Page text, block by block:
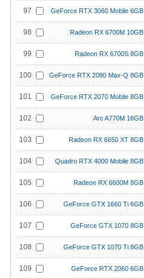
97 GeForce RTX 3060 Mobile 6GB
98 Radeon RX 6700M 10GB
99 Radeon RX 6700S 8GB
100 GeForce RTX 2080 Max-Q 8GB
101 GeForce RTX 2070 Mobile 8GB
102 Arc A770M 16GB
103 Radeon RX 6650 XT 8GB
104 Quadro RTX 4000 Mobile 8GB
105 Radeon RX 6600M 8GB
106 GeForce GTX 1660 Ti 6GB
107 GeForce GTX 1070 8GB
108 GeForce GTX 1070 Ti 8GB
109 GeForce RTX 2060 6GB